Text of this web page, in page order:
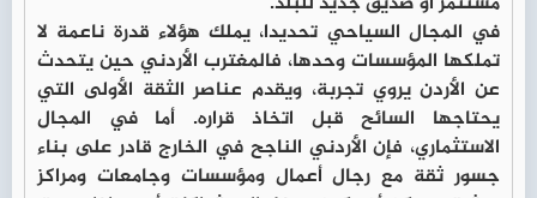
في المجال السياحي تحديدا، يملك هؤلاء قدرة ناعمة لا
تملكها المؤسسات وحدها، فالمغترب الأردني حين يتحدث
عن الأردن يروي تجربة، ويقدم عناصر الثقة الأولى التي
يحتاجها السائح قبل اتخاذ قراره. أما في المجال
الاستثماري، فإن الأردني الناجح في الخارج قادر على بناء
جسور ثقة مع رجال أعمال ومؤسسات وجامعات ومراكز